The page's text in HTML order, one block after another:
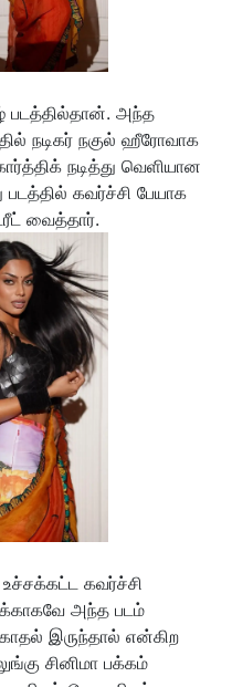
படத்தில்தான். அந்த
நடிகர் நகுல் ஹீரோவாக
நடித்து வெளியான
படத்தில் கவர்ச்சி பேயாக
வைத்தார்.
உச்சக்கட்ட கவர்ச்சி
அந்த படம்
இருந்தால் என்கிற
சினிமா பக்கம்